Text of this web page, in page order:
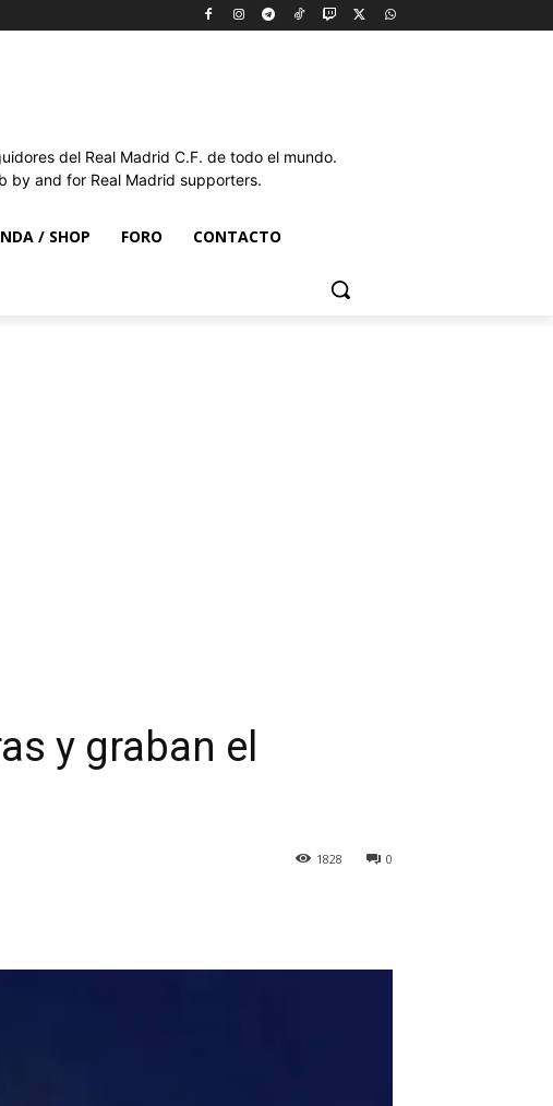
del Real Madrid C.F. de todo el mundo.
by and for Real Madrid supporters.
/ SHOP FORO CONTACTO
y graban el
0
1828